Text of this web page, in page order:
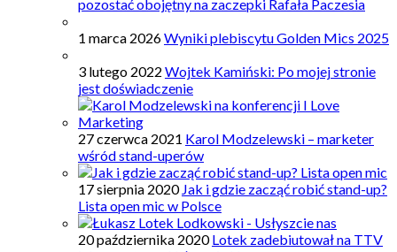
pozostać obojętny na zaczepki Rafała Paczesia
1 marca 2026Wyniki plebiscytu Golden Mics 2025
3 lutego 2022 Wojtek Kamiński: Po mojej stronie
jest doświadczenie
27 czerwca 2021 Karol Modzelewski – marketer
wśród stand-uperów
17 sierpnia 2020 Jak i gdzie zacząć robić stand-up?
Lista open mic w Polsce
20 października 2020 Lotek zadebiutował na TTV